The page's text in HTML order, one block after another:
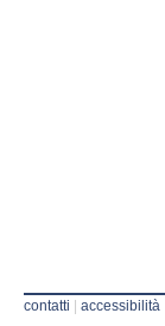
contatti accessibilità